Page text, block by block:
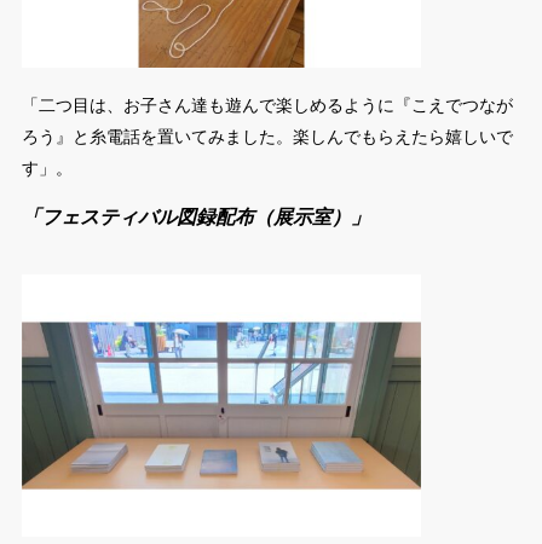
「二つ目は、お子さん達も遊んで楽しめるように『こえでつなが
ろう』と糸電話を置いてみました。楽しんでもらえたら嬉しいで
す」。
「フェスティバル図録配布（展示室）」